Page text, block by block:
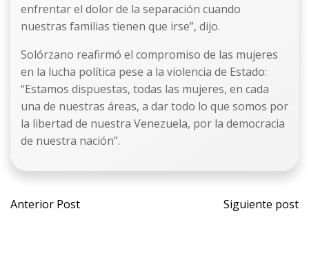
enfrentar el dolor de la separación cuando
nuestras familias tienen que irse”, dijo.
Solórzano reafirmó el compromiso de las mujeres
en la lucha política pese a la violencia de Estado:
“Estamos dispuestas, todas las mujeres, en cada
una de nuestras áreas, a dar todo lo que somos por
la libertad de nuestra Venezuela, por la democracia
de nuestra nación”.
Navegación
Anterior Post Siguiente post